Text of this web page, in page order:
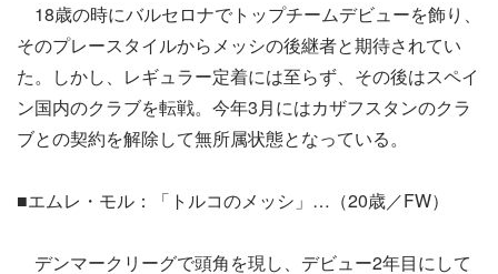
18歳の時にバルセロナでトップチームデビューを飾り、
そのプレースタイルからメッシの後継者と期待されてい
た。しかし、レギュラー定着には至らず、その後はスペイ
ン国内のクラブを転戦。今年3月にはカザフスタンのクラ
ブとの契約を解除して無所属状態となっている。
■エムレ・モル：「トルコのメッシ」…（20歳／FW）
デンマークリーグで頭角を現し、デビュー2年目にして